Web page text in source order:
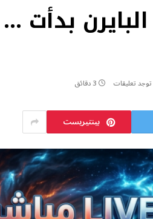
بدأت
توجد تعليقات 3 دقائق
بينتيريست